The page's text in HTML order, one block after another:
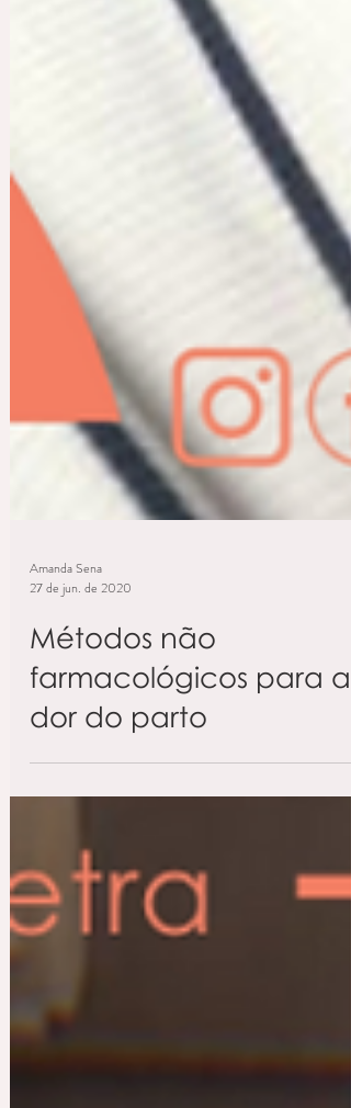
Amanda Sena
27 de jun. de 2020
Métodos não
farmacológicos para a